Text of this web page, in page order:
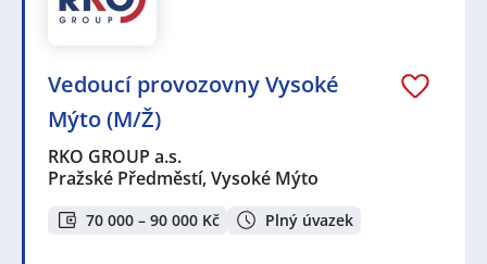
Vedoucí provozovny Vysoké
Mýto (M/Ž)
RKO GROUP a.s.
Pražské Předměstí, Vysoké Mýto
70 000 – 90 000 Kč Plný úvazek